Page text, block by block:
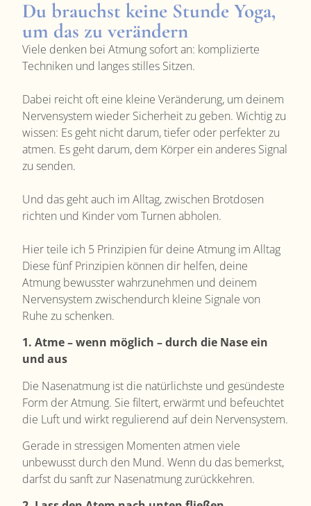
Du brauchst keine Stunde Yoga,
um das zu verändern
Viele denken bei Atmung sofort an: komplizierte
Techniken und langes stilles Sitzen.
Dabei reicht oft eine kleine Veränderung, um deinem
Nervensystem wieder Sicherheit zu geben.Wichtig zu
wissen: Es geht nicht darum, tiefer oder perfekter zu
atmen. Es geht darum, dem Körper ein anderes Signal
zu senden.
Und das geht auch im Alltag, zwischen Brotdosen
richten und Kinder vom Turnen abholen.
Hier teile ich 5 Prinzipien für deine Atmung im Alltag
Diese fünf Prinzipien können dir helfen, deine
Atmung bewusster wahrzunehmen und deinem
Nervensystem zwischendurch kleine Signale von
Ruhe zu schenken.
1. Atme – wenn möglich – durch die Nase ein
und aus
Die Nasenatmung ist die natürlichste und gesündeste
Form der Atmung. Sie filtert, erwärmt und befeuchtet
die Luft und wirkt regulierend auf dein Nervensystem.
Gerade in stressigen Momenten atmen viele
unbewusst durch den Mund. Wenn du das bemerkst,
darfst du sanft zur Nasenatmung zurückkehren.